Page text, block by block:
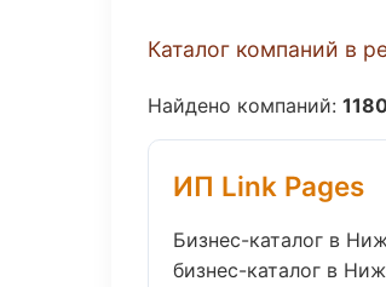
Каталог компаний в
Найдено компаний:
ИП Link Pages
Бизнес-каталог в
бизнес-каталог в